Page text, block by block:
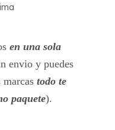
en una sola
envio y puedes
todo te
paquete).